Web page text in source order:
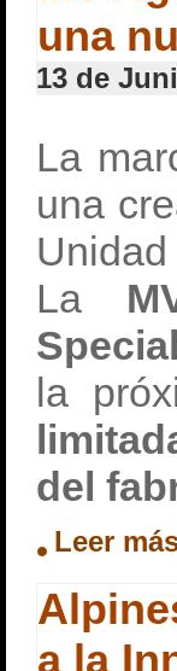
una
13 de
La
una
La
la
del
Leer
a la